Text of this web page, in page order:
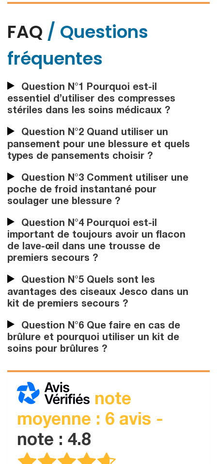
FAQ / Questions
fréquentes
Question N°1 Pourquoi est-il
essentiel d’utiliser des compresses
stériles dans les soins médicaux ?
Question N°2 Quand utiliser un
pansement pour une blessure et quels
types de pansements choisir ?
Question N°3 Comment utiliser une
poche de froid instantané pour
soulager une blessure ?
Question N°4 Pourquoi est-il
important de toujours avoir un flacon
de lave-œil dans une trousse de
premiers secours ?
Question N°5 Quels sont les
avantages des ciseaux Jesco dans un
kit de premiers secours ?
Question N°6 Que faire en cas de
brûlure et pourquoi utiliser un kit de
soins pour brûlures ?
note
moyenne : 6 avis -
note : 4.8